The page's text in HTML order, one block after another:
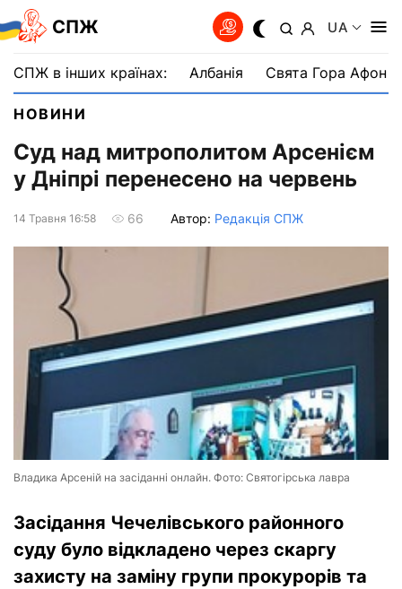
СПЖ UA
СПЖ в інших країнах: Албанія Свята Гора Афон
НОВИНИ
Суд над митрополитом Арсенієм
у Дніпрі перенесено на червень
14 Травня 16:58 66 Автор: Редакція СПЖ
Владика Арсеній на засіданні онлайн. Фото: Святогірська лавра
Засідання Чечелівського районного
суду було відкладено через скаргу
захисту на заміну групи прокурорів та